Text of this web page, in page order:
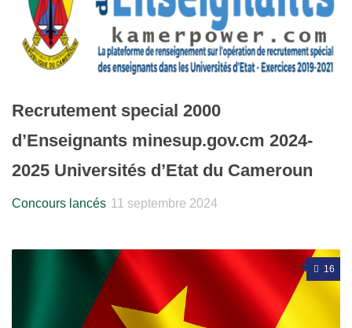
Recrutement special 2000
d’Enseignants minesup.gov.cm 2024-
2025 Universités d’Etat du Cameroun
Concours lancés 11 septembre 2024
16